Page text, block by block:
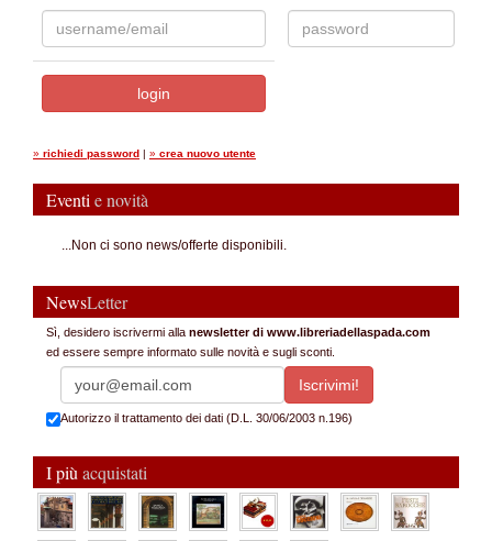
» richiedi password | » crea nuovo utente
Eventi e novità
...Non ci sono news/offerte disponibili.
NewsLetter
Sì, desidero iscrivermi alla newsletter di www.libreriadellaspada.com
ed essere sempre informato sulle novità e sugli sconti.
Autorizzo il trattamento dei dati (D.L. 30/06/2003 n.196)
I più acquistati